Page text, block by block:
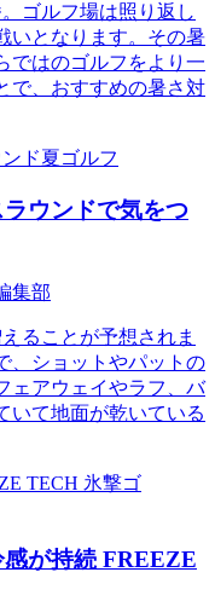
ゴルフ場は照り返し
いとなります。その暑
ではのゴルフをより一
で、おすすめの暑さ対
夏ゴルフ
ウンドで気をつ
集部
ることが予想されま
、ショットやパットの
ェアウェイやラフ、バ
いて地面が乾いている
ゴ
感が持続 FREEZE